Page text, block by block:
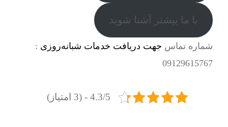
با ما بیشتر آشنا شوید
شماره تماس جهت دریافت خدمات شبانه‌روزی :
09129615767
4.3/5 - (3 امتیاز)